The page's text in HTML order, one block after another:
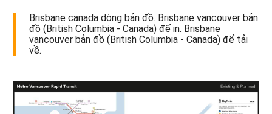
Brisbane canada dòng bản đồ. Brisbane vancouver bản
đồ (British Columbia - Canada) để in. Brisbane
vancouver bản đồ (British Columbia - Canada) để tải
về.